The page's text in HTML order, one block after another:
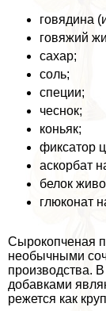
говядина
говяжий
сахар;
соль;
специи;
чеснок;
коньяк;
фиксатор
аскорбат
белок
глюконат
Сырокопченая
необычными
производства.
добавками
режется как